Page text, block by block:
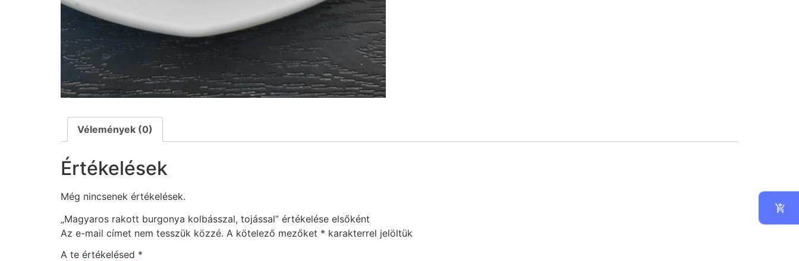
Vélemények (0)
Értékelések
Még nincsenek értékelések.
„Magyaros rakott burgonya kolbásszal, tojással” értékelése elsőként
Az e-mail címet nem tesszük közzé. A kötelező mezőket * karakterrel jelöltük
A te értékelésed *